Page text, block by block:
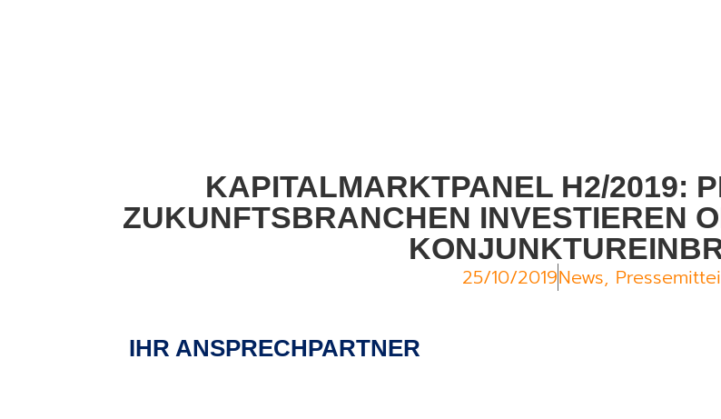
KAPITALMARKTPANEL H2/2019:
ZUKUNFTSBRANCHEN INVESTIEREN
25/10/2019News,
IHR ANSPRECHPARTNER